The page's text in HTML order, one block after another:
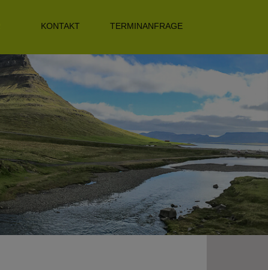
KONTAKT TERMINANFRAGE